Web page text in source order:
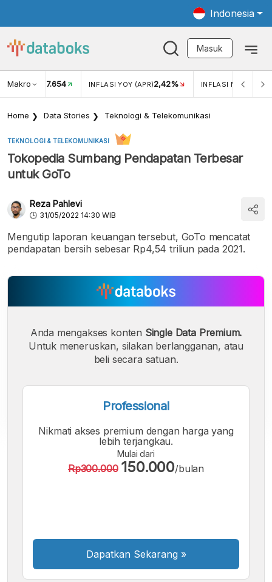
Indonesia
Masuk
Makro
USD/IDR 17.654 INFLASI YOY (APR)2,42% INFLASI MOM (APR)
Home Data Stories Teknologi & Telekomunikasi
TEKNOLOGI & TELEKOMUNIKASI
Tokopedia Sumbang Pendapatan Terbesar
untuk GoTo
Reza Pahlevi
31/05/2022 14:30 WIB
Mengutip laporan keuangan tersebut, GoTo mencatat
pendapatan bersih sebesar Rp4,54 triliun pada 2021.
Font
Kecil
A
FontFont
Anda mengakses konten Single Data Premium.
Untuk meneruskan, silakan berlangganan, atau
beli secara satuan.
Professional
Nikmati akses premium dengan harga yang
lebih terjangkau.
Mulai dari
Rp300.000 150.000/bulan
Dapatkan Sekarang »